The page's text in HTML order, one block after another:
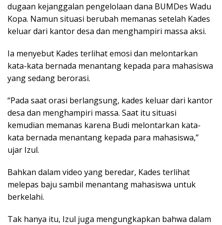
dugaan kejanggalan pengelolaan dana BUMDes Wadu
Kopa. Namun situasi berubah memanas setelah Kades
keluar dari kantor desa dan menghampiri massa aksi.
Ia menyebut Kades terlihat emosi dan melontarkan
kata-kata bernada menantang kepada para mahasiswa
yang sedang berorasi.
“Pada saat orasi berlangsung, kades keluar dari kantor
desa dan menghampiri massa. Saat itu situasi
kemudian memanas karena Budi melontarkan kata-
kata bernada menantang kepada para mahasiswa,”
ujar Izul.
Bahkan dalam video yang beredar, Kades terlihat
melepas baju sambil menantang mahasiswa untuk
berkelahi.
Tak hanya itu, Izul juga mengungkapkan bahwa dalam